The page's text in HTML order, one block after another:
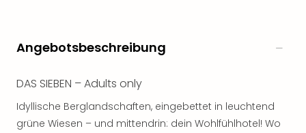
Angebotsbeschreibung
DAS SIEBEN – Adults only
Idyllische Berglandschaften, eingebettet in leuchtend
grüne Wiesen – und mittendrin: dein Wohlfühlhotel! Wo